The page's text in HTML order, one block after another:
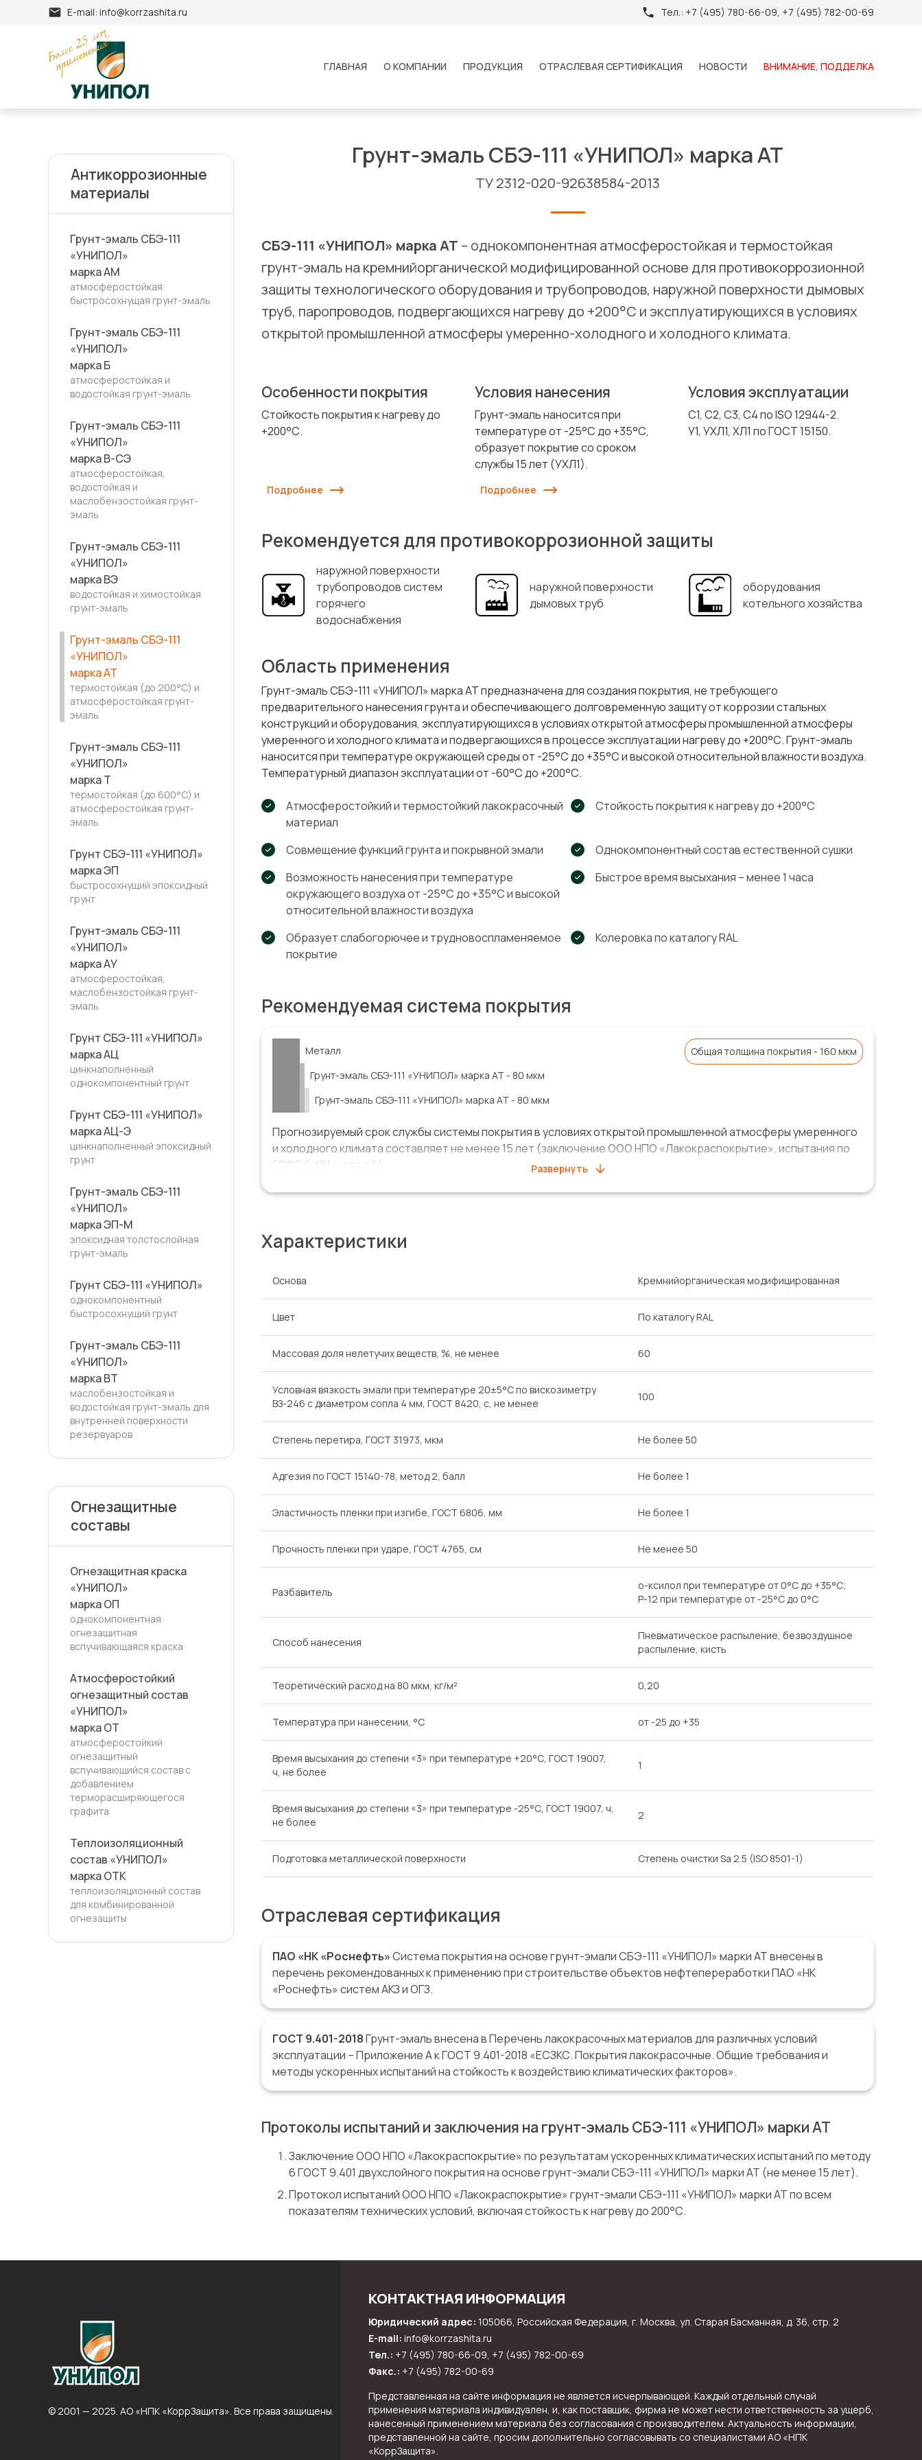
E-mail: info@korrzashita.ru Тел.: +7 (495) 780-66-09, +7 (495) 782-00-69
ГЛАВНАЯ О КОМПАНИИ ПРОДУКЦИЯ ОТРАСЛЕВАЯ СЕРТИФИКАЦИЯ НОВОСТИ ВНИМАНИЕ, ПОДДЕЛКА
Антикоррозионные
материалы
Грунт-эмаль СБЭ-111
«УНИПОЛ»
марка АМ
атмосферостойкая
быстросохнущая грунт-эмаль
Грунт-эмаль СБЭ-111
«УНИПОЛ»
марка Б
атмосферостойкая и
водостойкая грунт-эмаль
Грунт-эмаль СБЭ-111
«УНИПОЛ»
марка В-СЭ
атмосферостойкая,
водостойкая и
маслобензостойкая грунт-
эмаль
Грунт-эмаль СБЭ-111
«УНИПОЛ»
марка ВЭ
водостойкая и химостойкая
грунт-эмаль
Грунт-эмаль СБЭ-111
«УНИПОЛ»
марка АТ
термостойкая (до 200°С) и
атмосферостойкая грунт-
эмаль
Грунт-эмаль СБЭ-111
«УНИПОЛ»
марка Т
термостойкая (до 600°С) и
атмосферостойкая грунт-
эмаль
Грунт СБЭ-111 «УНИПОЛ»
марка ЭП
быстросохнущий эпоксидный
грунт
Грунт-эмаль СБЭ-111
«УНИПОЛ»
марка АУ
атмосферостойкая,
маслобензостойкая грунт-
эмаль
Грунт СБЭ-111 «УНИПОЛ»
марка АЦ
цинкнаполненный
однокомпонентный грунт
Грунт СБЭ-111 «УНИПОЛ»
марка АЦ-Э
цинкнаполненный эпоксидный
грунт
Грунт-эмаль СБЭ-111
«УНИПОЛ»
марка ЭП-М
эпоксидная толстослойная
грунт-эмаль
Грунт СБЭ-111 «УНИПОЛ»
однокомпонентный
быстросохнущий грунт
Грунт-эмаль СБЭ-111
«УНИПОЛ»
марка ВТ
маслобензостойкая и
водостойкая грунт-эмаль для
внутренней поверхности
резервуаров
Огнезащитные
составы
Огнезащитная краска
«УНИПОЛ»
марка ОП
однокомпонентная
огнезащитная
вспучивающаяся краска
Атмосферостойкий
огнезащитный состав
«УНИПОЛ»
марка ОТ
атмосферостойкий
огнезащитный
вспучивающийся состав с
добавлением
терморасширяющегося
графита
Теплоизоляционный
состав «УНИПОЛ»
марка ОТК
теплоизоляционный состав
для комбинированной
огнезащиты
Грунт-эмаль СБЭ-111 «УНИПОЛ» марка АТ
ТУ 2312-020-92638584-2013
СБЭ-111 «УНИПОЛ» марка АТ – однокомпонентная атмосферостойкая и термостойкая
грунт-эмаль на кремнийорганической модифицированной основе для противокоррозионной
защиты технологического оборудования и трубопроводов, наружной поверхности дымовых
труб, паропроводов, подвергающихся нагреву до +200°С и эксплуатирующихся в условиях
открытой промышленной атмосферы умеренно-холодного и холодного климата.
Особенности покрытия
Стойкость покрытия к нагреву до
+200°С.
Подробнее
Условия нанесения
Грунт-эмаль наносится при
температуре от -25°С до +35°С,
образует покрытие со сроком
службы 15 лет (УХЛ1).
Подробнее
Условия эксплуатации
C1, C2, C3, С4 по ISO 12944-2.
У1, УХЛ1, ХЛ1 по ГОСТ 15150.
Рекомендуется для противокоррозионной защиты
наружной поверхности
трубопроводов систем
горячего
водоснабжения
наружной поверхности
дымовых труб
оборудования
котельного хозяйства
Область применения
Грунт-эмаль СБЭ-111 «УНИПОЛ» марка АТ предназначена для создания покрытия, не требующего
предварительного нанесения грунта и обеспечивающего долговременную защиту от коррозии стальных
конструкций и оборудования, эксплуатирующихся в условиях открытой атмосферы промышленной атмосферы
умеренного и холодного климата и подвергающихся в процессе эксплуатации нагреву до +200°С. Грунт-эмаль
наносится при температуре окружающей среды от -25°С до +35°С и высокой относительной влажности воздуха.
Температурный диапазон эксплуатации от -60°С до +200°С.
Атмосферостойкий и термостойкий лакокрасочный
материал
Стойкость покрытия к нагреву до +200°С
Совмещение функций грунта и покрывной эмали
Однокомпонентный состав естественной сушки
Возможность нанесения при температуре
окружающего воздуха от -25°С до +35°С и высокой
относительной влажности воздуха
Быстрое время высыхания – менее 1 часа
Образует слабогорючее и трудновоспламеняемое
покрытие
Колеровка по каталогу RAL
Рекомендуемая система покрытия
Металл
Грунт-эмаль СБЭ-111 «УНИПОЛ» марка АТ - 80 мкм
Грунт-эмаль СБЭ-111 «УНИПОЛ» марка АТ - 80 мкм
Общая толщина покрытия - 160 мкм
Прогнозируемый срок службы системы покрытия в условиях открытой промышленной атмосферы умеренного
и холодного климата составляет не менее 15 лет (заключение ООО НПО «Лакокраспокрытие», испытания по
ГОСТ 9.401, метод 6).
Система покрытия включена в реестр ПАО «НК «Роснефть».
Развернуть
Характеристики
Основа Кремнийорганическая модифицированная
Цвет По каталогу RAL
Массовая доля нелетучих веществ, %, не менее 60
Условная вязкость эмали при температуре 20±5°С по вискозиметру
ВЗ-246 с диаметром сопла 4 мм, ГОСТ 8420, с, не менее
100
Степень перетира, ГОСТ 31973, мкм Не более 50
Адгезия по ГОСТ 15140-78, метод 2, балл Не более 1
Эластичность пленки при изгибе, ГОСТ 6806, мм Не более 1
Прочность пленки при ударе, ГОСТ 4765, см Не менее 50
Разбавитель
о-ксилол при температуре от 0°С до +35°С;
Р-12 при температуре от -25°С до 0°С
Способ нанесения
Пневматическое распыление, безвоздушное
распыление, кисть
Теоретический расход на 80 мкм, кг/м² 0,20
Температура при нанесении, °С от -25 до +35
Время высыхания до степени «3» при температуре +20°С, ГОСТ 19007,
ч, не более
1
Время высыхания до степени «3» при температуре -25°С, ГОСТ 19007, ч,
не более
2
Подготовка металлической поверхности Степень очистки Sa 2.5 (ISO 8501-1)
Отраслевая сертификация
ПАО «НК «Роснефть»Система покрытия на основе грунт-эмали СБЭ-111 «УНИПОЛ» марки АТ внесены в
перечень рекомендованных к применению при строительстве объектов нефтепереработки ПАО «НК
«Роснефть» систем АКЗ и ОГЗ.
ГОСТ 9.401-2018Грунт-эмаль внесена в Перечень лакокрасочных материалов для различных условий
эксплуатации – Приложение А к ГОСТ 9.401-2018 «ЕСЗКС. Покрытия лакокрасочные. Общие требования и
методы ускоренных испытаний на стойкость к воздействию климатических факторов».
Протоколы испытаний и заключения на грунт-эмаль СБЭ-111 «УНИПОЛ» марки АТ
Заключение ООО НПО «Лакокраспокрытие» по результатам ускоренных климатических испытаний по методу
6 ГОСТ 9.401 двухслойного покрытия на основе грунт-эмали СБЭ-111 «УНИПОЛ» марки АТ (не менее 15 лет).
Протокол испытаний ООО НПО «Лакокраспокрытие» грунт-эмали СБЭ-111 «УНИПОЛ» марки АТ по всем
показателям технических условий, включая стойкость к нагреву до 200°С.
© 2001 — 2025. АО «НПК «КоррЗащита». Все права защищены.
КОНТАКТНАЯ ИНФОРМАЦИЯ
Юридический адрес: 105066, Российская Федерация, г. Москва, ул. Старая Басманная, д. 36, стр. 2
E-mail: info@korrzashita.ru
Тел.: +7 (495) 780-66-09, +7 (495) 782-00-69
Факс.: +7 (495) 782-00-69
Представленная на сайте информация не является исчерпывающей. Каждый отдельный случай
применения материала индивидуален, и, как поставщик, фирма не может нести ответственность за ущерб,
нанесенный применением материала без согласования с производителем. Актуальность информации,
представленной на сайте, просим дополнительно согласовывать со специалистами АО «НПК
«КоррЗащита».